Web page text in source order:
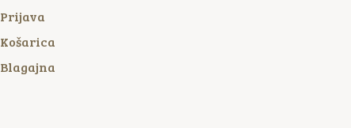
Prijava
Košarica
Blagajna